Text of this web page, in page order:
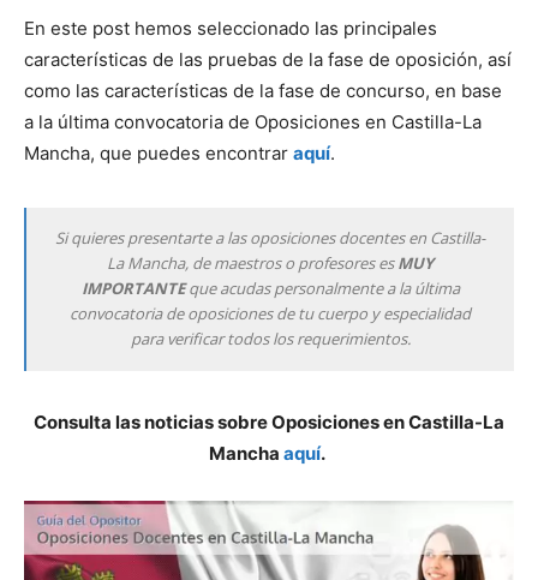
En este post hemos seleccionado las principales
características de las pruebas de la fase de oposición, así
como las características de la fase de concurso, en base
a la última convocatoria de Oposiciones en Castilla-La
Mancha, que puedes encontrar aquí.
Si quieres presentarte a las oposiciones docentes en Castilla-
La Mancha, de maestros o profesores esMUY
IMPORTANTEque acudas personalmente a la última
convocatoria de oposiciones de tu cuerpo y especialidad
para verificar todos los requerimientos.
Consulta las noticias sobre Oposiciones en Castilla-La
Mancha aquí.